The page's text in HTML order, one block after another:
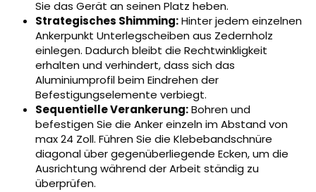
Sie das Gerät an seinen Platz heben.
Strategisches Shimming:Hinter jedem einzelnen
Ankerpunkt Unterlegscheiben aus Zedernholz
einlegen. Dadurch bleibt die Rechtwinkligkeit
erhalten und verhindert, dass sich das
Aluminiumprofil beim Eindrehen der
Befestigungselemente verbiegt.
Sequentielle Verankerung:Bohren und
befestigen Sie die Anker einzeln im Abstand von
max 24 Zoll. Führen Sie die Klebebandschnüre
diagonal über gegenüberliegende Ecken, um die
Ausrichtung während der Arbeit ständig zu
überprüfen.